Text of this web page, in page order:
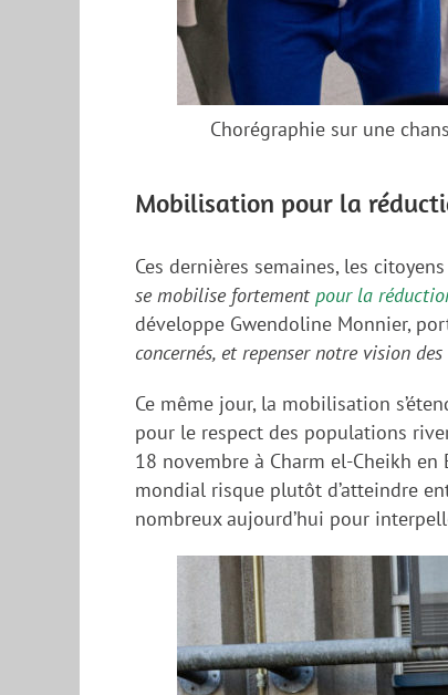
Chorégraphie sur une
Mobilisation pour la
Ces dernières semaines, les
se mobilise fortementpour la
développe Gwendoline Monnier,
concernés, et repenser notre vision
Ce même jour, la mobilisation
pour le respect des populations
18 novembre à Charm el-Cheikh en
mondial risque plutôt d’atteindre
nombreux aujourd’hui pour